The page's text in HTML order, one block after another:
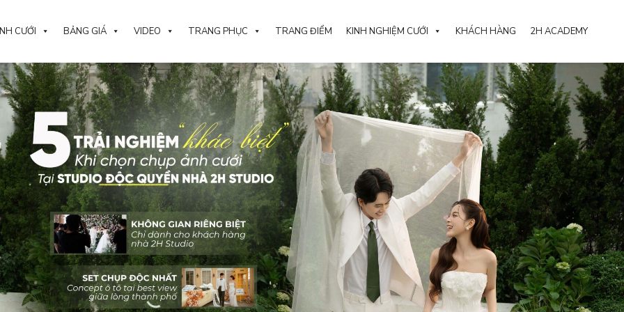
CƯỚI BẢNG GIÁ VIDEO TRANG PHỤC TRANG ĐIỂM KINH NGHIỆM CƯỚI KHÁCH HÀNG 2H ACADEMY